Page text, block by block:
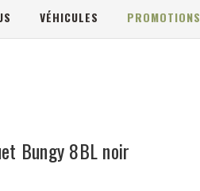
VÉHICULES PROMOTIONS
Bungy 8BL noir